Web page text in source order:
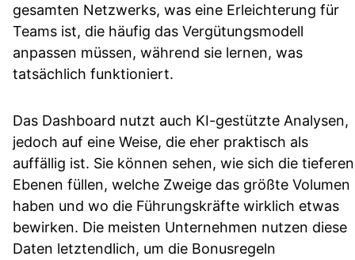
gesamten Netzwerks, was eine Erleichterung für
Teams ist, die häufig das Vergütungsmodell
anpassen müssen, während sie lernen, was
tatsächlich funktioniert.
Das Dashboard nutzt auch KI-gestützte Analysen,
jedoch auf eine Weise, die eher praktisch als
auffällig ist. Sie können sehen, wie sich die tieferen
Ebenen füllen, welche Zweige das größte Volumen
haben und wo die Führungskräfte wirklich etwas
bewirken. Die meisten Unternehmen nutzen diese
Daten letztendlich, um die Bonusregeln